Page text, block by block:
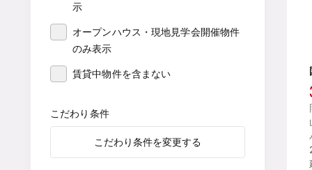
示
オープンハウス・現地見学会開催物件
のみ表示
賃貸中物件を含まない
こだわり条件
こだわり条件を変更する